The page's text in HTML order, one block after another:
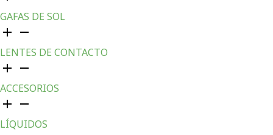
GAFAS DE SOL
LENTES DE CONTACTO
ACCESORIOS
LÍQUIDOS